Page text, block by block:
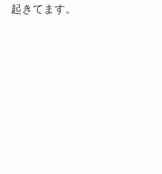
起きてます。